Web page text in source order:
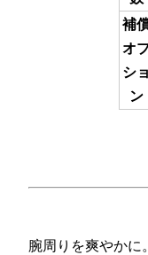
補
オ
ショ
ン
腕周りを爽やかに